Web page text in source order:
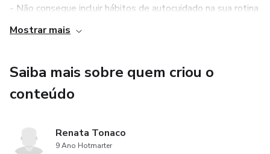
- Não consegue incluir hábitos de autocuidado na sua rotina
- Buscar a melhor versão
- Ser comprometido com a alta performance
Mostrar mais
Saiba mais sobre quem criou o
conteúdo
Renata Tonaco
9 Ano Hotmarter